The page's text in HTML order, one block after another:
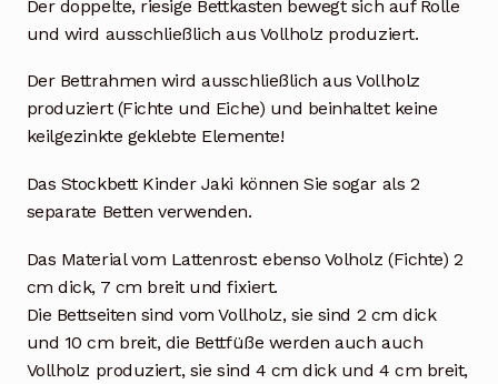
Der doppelte, riesige Bettkasten bewegt sich auf Rolle
und wird ausschließlich aus Vollholz produziert.
Der Bettrahmen wird ausschließlich aus Vollholz
produziert (Fichte und Eiche) und beinhaltet keine
keilgezinkte geklebte Elemente!
Das Stockbett Kinder Jaki können Sie sogar als 2
separate Betten verwenden.
Das Material vom Lattenrost: ebenso Volholz (Fichte) 2
cm dick, 7 cm breit und fixiert.
Die Bettseiten sind vom Vollholz, sie sind 2 cm dick
und 10 cm breit, die Bettfüße werden auch auch
Vollholz produziert, sie sind 4 cm dick und 4 cm breit,